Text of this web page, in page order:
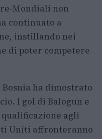
Mondiali non
continuato a
instillando nei
di poter competere
ha dimostrato
I gol di Balogun e
agli
Uniti affronteranno